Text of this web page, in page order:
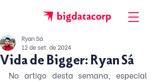
Vida de Bigger: Ryan Sá
Ryan Sá
12 de set. de 2024
No artigo desta semana, especial